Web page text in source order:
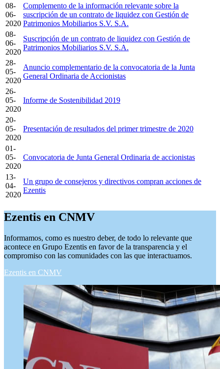
08-
06-
2020
Complemento de la información relevante sobre la
suscripción de un contrato de liquidez con Gestión de
Patrimonios Mobiliarios S.V. S.A.
08-
06-
2020
Suscripción de un contrato de liquidez con Gestión de
Patrimonios Mobiliarios S.V. S.A.
28-
05-
2020
Anuncio complementario de la convocatoria de la Junta
General Ordinaria de Accionistas
26-
05-
2020
Informe de Sostenibilidad 2019
20-
05-
2020
Presentación de resultados del primer trimestre de 2020
01-
05-
2020
Convocatoria de Junta General Ordinaria de accionistas
13-
04-
2020
Un grupo de consejeros y directivos compran acciones de
Ezentis
Ezentis en CNMV
Informamos, como es nuestro deber, de todo lo relevante que
acontece en Grupo Ezentis en favor de la transparencia y el
compromiso con las comunidades con las que interactuamos.
Ezentis en CNMV